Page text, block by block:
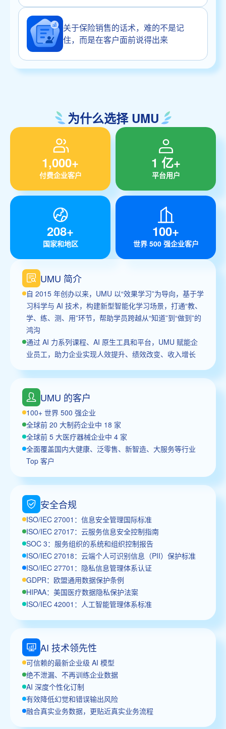
关于保险销售的话术，难的不是记
住，而是在客户面前说得出来
为什么选择 UMU
1,000+
付费企业客户
1 亿+
平台用户
208+
国家和地区
100+
世界 500 强企业客户
UMU 简介
自 2015 年创办以来，UMU 以“效果学习”为导向，基于学
习科学与 AI 技术，构建新型智能化学习场景，打通“教、
学、练、测、用”环节，帮助学员跨越从“知道”到“做到”的
鸿沟
通过 AI 力系列课程、AI 原生工具和平台，UMU 赋能企
业员工，助力企业实现人效提升、绩效改变、收入增长
UMU 的客户
100+ 世界 500 强企业
全球前 20 大制药企业中 18 家
全球前 5 大医疗器械企业中 4 家
全面覆盖国内大健康、泛零售、新智造、大服务等行业
Top 客户
安全合规
ISO/IEC 27001：信息安全管理国际标准
ISO/IEC 27017：云服务信息安全控制指南
SOC 3：服务组织的系统和组织控制报告
ISO/IEC 27018：云端个人可识别信息（PII）保护标准
ISO/IEC 27701：隐私信息管理体系认证
GDPR：欧盟通用数据保护条例
HIPAA：美国医疗数据隐私保护法案
ISO/IEC 42001：人工智能管理体系标准
AI 技术领先性
可信赖的最新企业级 AI 模型
绝不泄漏、不再训练企业数据
AI 深度个性化订制
有效降低幻觉和错误输出风险
融合真实业务数据，更贴近真实业务流程